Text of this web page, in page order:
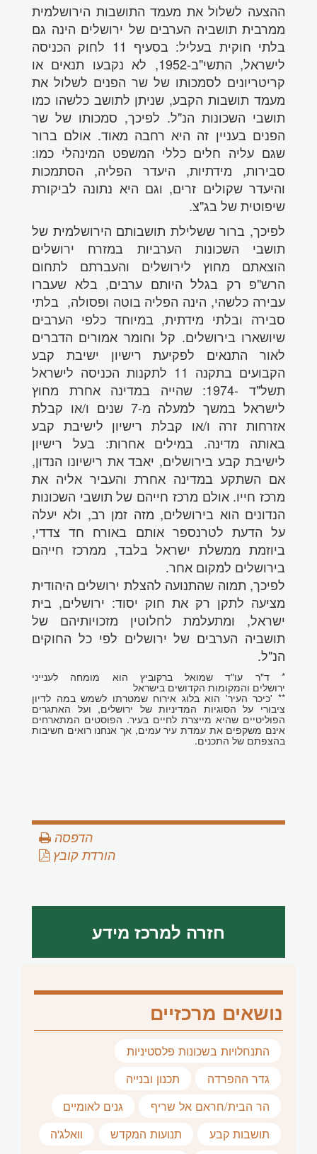
ההצעה לשלול את מעמד התושבות הירושלמית
ממרבית תושביה הערבים של ירושלים הינה גם
בלתי חוקית בעליל: בסעיף 11 לחוק הכניסה
לישראל, התשי"ב-1952, לא נקבעו תנאים או
קריטריונים לסמכותו של שר הפנים לשלול את
מעמד תושבות הקבע, שניתן לתושב כלשהו כמו
תושבי השכונות הנ"ל. לפיכך, סמכותו של שר
הפנים בעניין זה היא רחבה מאוד. אולם ברור
שגם עליה חלים כללי המשפט המינהלי כמו:
סבירות, מידתיות, היעדר הפליה, הסתמכות
והיעדר שקולים זרים, וגם היא נתונה לביקורת
שיפוטית של בג"צ.
לפיכך, ברור ששלילת תושבותם הירושלמית של
תושבי השכונות הערביות במזרח ירושלים
הוצאתם מחוץ לירושלים והעברתם לתחום
הרש"פ רק בגלל היותם ערבים, בלא שעברו
עבירה כלשהי, הינה הפליה בוטה ופסולה, בלתי
סבירה ובלתי מידתית, במיוחד כלפי הערבים
שיושארו בירושלים. קל וחומר אמורים הדברים
לאור התנאים לפקיעת רישיון ישיבת קבע
הקבועים בתקנה 11 לתקנות הכניסה לישראל
תשל"ד -1974: שהייה במדינה אחרת מחוץ
לישראל במשך למעלה מ-7 שנים ו/או קבלת
אזרחות זרה ו/או קבלת רישיון לישיבת קבע
באותה מדינה. במילים אחרות: בעל רישיון
לישיבת קבע בירושלים, יאבד את רישיונו הנדון,
אם השתקע במדינה אחרת והעביר אליה את
מרכז חייו. אולם מרכז חייהם של תושבי השכונות
הנדונים הוא בירושלים, מזה זמן רב, ולא יעלה
על הדעת לטרנספר אותם באורח חד צדדי,
ביוזמת ממשלת ישראל בלבד, ממרכז חייהם
בירושלים למקום אחר.
לפיכך, תמוה שהתנועה להצלת ירושלים היהודית
מציעה לתקן רק את חוק יסוד: ירושלים, בית
ישראל, ומתעלמת לחלוטין מזכויותיהם של
תושביה הערבים של ירושלים לפי כל החוקים
הנ"ל.
* ד"ר עו"ד שמואל ברקוביץ הוא מומחה לענייני
ירושלים והמקומות הקדושים בישראל
** 'כיכר העיר' הוא בלוג אירוח שמטרתו לשמש במה לדיון
ציבורי על הסוגיות המדיניות של ירושלים, ועל האתגרים
הפוליטיים שהיא מייצרת לחיים בעיר. הפוסטים המתארחים
אינם משקפים את עמדת עיר עמים, אך אנחנו רואים חשיבות
בהצפתם של התכנים.
הדפסה
הורדת קובץ
חזרה למרכז מידע
נושאים מרכזיים
התנחלויות בשכונות פלסטיניות
גדר ההפרדה
תכנון ובנייה
הר הבית/חראם אל שריף
גנים לאומיים
תושבות קבע
תנועות המקדש
וואלג'ה